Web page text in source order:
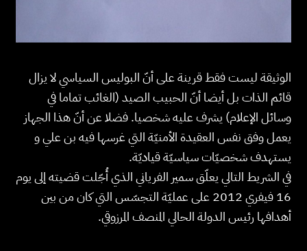
الوثيقة ليست فقط قرينة على أنّ البوليس السياسي لا يزال
قائم الذات بل أيضا أنّ الحبيب الصيد (الغائب تماما في
وسائل الإعلام) يشرف عليه شخصيا. فضلا عن أنّ هذا الجهاز
يعمل وفق نفس العقيدة الأمنيّة التي غرسها فيه بن علي و
يستهدف شخصيّات سياسيّة قياديّة.
في الشريط التالي يعلّق سمير الفرياني الذي أُجّلت قضيته إلى يوم
16 فيفري 2012 على عمليّة التجسّس التي كان من بين
أهدافها رئيس الدولة الحالي المنصف المرزوقي.